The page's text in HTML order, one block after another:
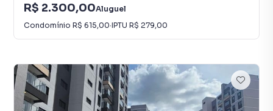
R$ 2.300,00Aluguel
Condomínio R$ 615,00·IPTU R$ 279,00